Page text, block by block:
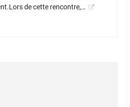
de cette rencontre,…